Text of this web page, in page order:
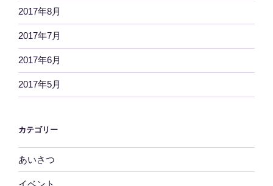
2017年8月
2017年7月
2017年6月
2017年5月
カテゴリー
あいさつ
イベント